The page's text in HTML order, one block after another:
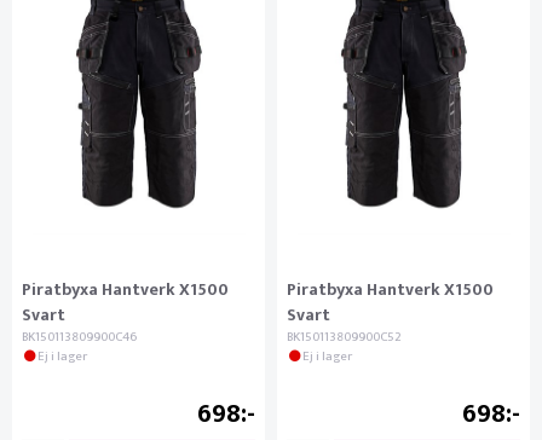
Piratbyxa Hantverk X1500
Svart
BK150113809900C46
Ej i lager
698
Piratbyxa Hantverk X1500
Svart
BK150113809900C52
Ej i lager
698